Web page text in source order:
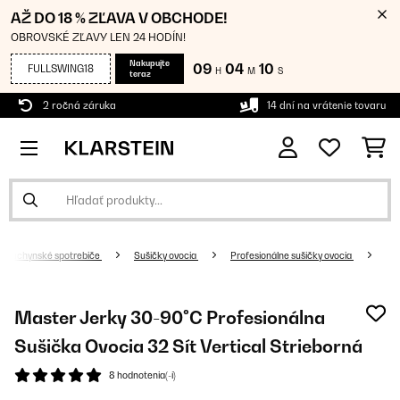
AŽ DO 18 % ZĽAVA V OBCHODE!
OBROVSKÉ ZĽAVY LEN 24 HODÍN!
FULLSWING18
Nakupujte
teraz
09 H 04 M 09 S
2 ročná záruka 14 dní na vrátenie tovaru
Kuchynské spotrebiče Sušičky ovocia Profesionálne sušičky ovocia
Master Jerky 30-90°C Profesionálna
Sušička Ovocia 32 Sít Vertical Strieborná
8 hodnotenia(-í)